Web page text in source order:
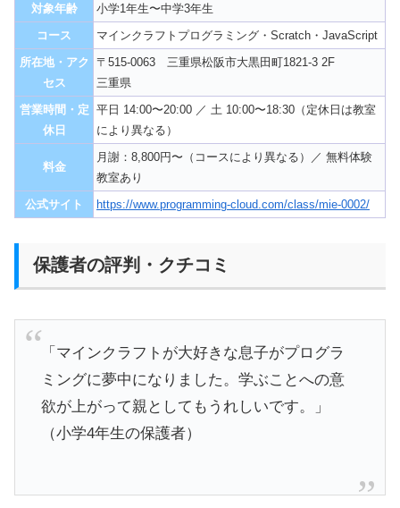
対象年齢
小学1年生〜中学3年生
コース
マインクラフトプログラミング・Scratch・JavaScript
所在地・アク
セス
〒515-0063 三重県松阪市大黒田町1821-3 2F
三重県
営業時間・定
休日
平日 14:00〜20:00 ／ 土 10:00〜18:30（定休日は教室
により異なる）
料金
月謝：8,800円〜（コースにより異なる）／ 無料体験
教室あり
公式サイト
https://www.programming-cloud.com/class/mie-0002/
保護者の評判・クチコミ
「マインクラフトが大好きな息子がプログラ
ミングに夢中になりました。学ぶことへの意
欲が上がって親としてもうれしいです。」
（小学4年生の保護者）